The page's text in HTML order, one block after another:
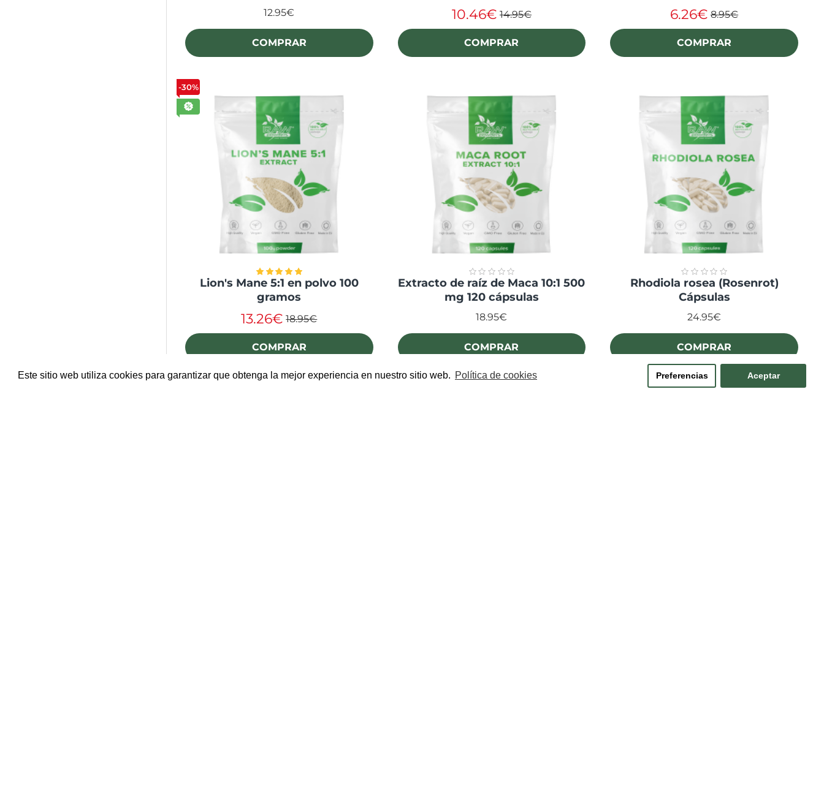
Este sitio web utiliza cookies para garantizar que obtenga la mejor experiencia en nuestro sitio web. Política de cookies Preferencias Aceptar
12.95€
COMPRAR
10.46€ 14.95€
COMPRAR
6.26€ 8.95€
COMPRAR
-30%
Lion's Mane 5:1 en polvo 100
gramos
13.26€ 18.95€
COMPRAR
Extracto de raíz de Maca 10:1 500
mg 120 cápsulas
18.95€
COMPRAR
Rhodiola rosea (Rosenrot)
Cápsulas
24.95€
COMPRAR